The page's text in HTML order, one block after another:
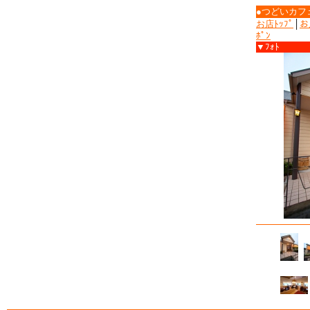
●つどいカ
お店ﾄｯﾌﾟ
ﾎﾟﾝ
▼ﾌｫﾄ